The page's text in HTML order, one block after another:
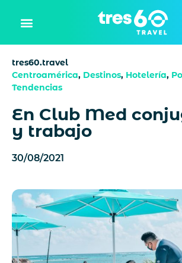
tres60.travel
Centroamérica, Destinos, Hotelería,
Tendencias
En Club Med
y trabajo
30/08/2021